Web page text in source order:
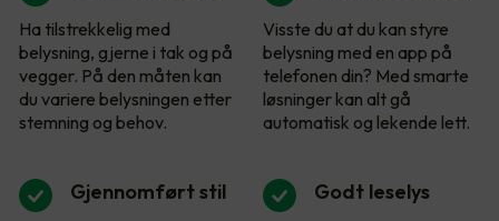
Ha tilstrekkelig med
belysning, gjerne i tak og på
vegger. På den måten kan
du variere belysningen etter
stemning og behov.
Visste du at du kan styre
belysning med en app på
telefonen din? Med smarte
løsninger kan alt gå
automatisk og lekende lett.
Gjennomført stil Godt leselys